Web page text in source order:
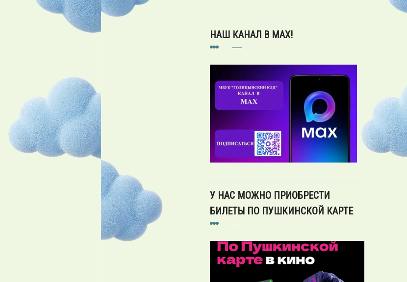
НАШ КАНАЛ В MAX!
У НАС МОЖНО ПРИОБРЕСТИ
БИЛЕТЫ ПО ПУШКИНСКОЙ КАРТЕ